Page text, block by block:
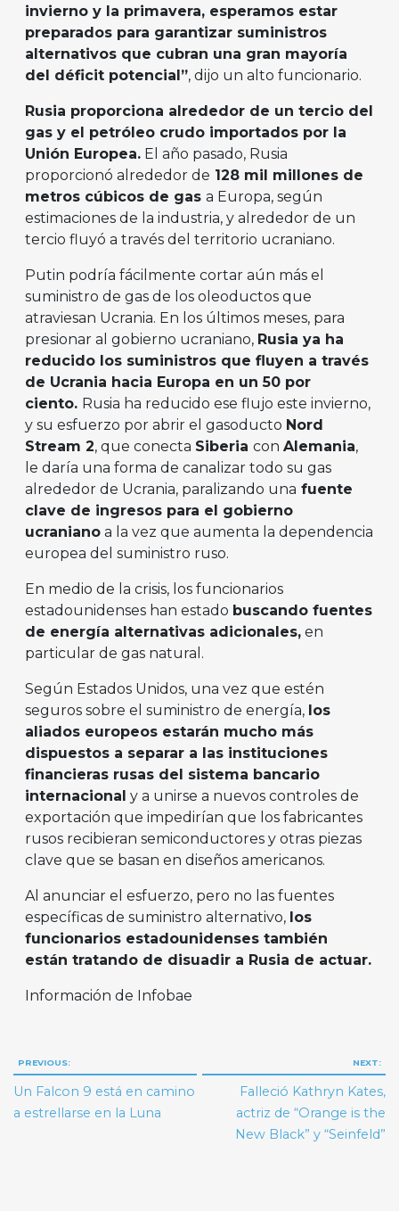
invierno y la primavera, esperamos estar
preparados para garantizar suministros
alternativos que cubran una gran mayoría
del déficit potencial”, dijo un alto funcionario.
Rusia proporciona alrededor de un tercio del
gas y el petróleo crudo importados por la
Unión Europea. El año pasado, Rusia
proporcionó alrededor de 128 mil millones de
metros cúbicos de gas a Europa, según
estimaciones de la industria, y alrededor de un
tercio fluyó a través del territorio ucraniano.
Putin podría fácilmente cortar aún más el
suministro de gas de los oleoductos que
atraviesan Ucrania. En los últimos meses, para
presionar al gobierno ucraniano, Rusia ya ha
reducido los suministros que fluyen a través
de Ucrania hacia Europa en un 50 por
ciento. Rusia ha reducido ese flujo este invierno,
y su esfuerzo por abrir el gasoducto Nord
Stream 2, que conecta Siberia con Alemania,
le daría una forma de canalizar todo su gas
alrededor de Ucrania, paralizando una fuente
clave de ingresos para el gobierno
ucraniano a la vez que aumenta la dependencia
europea del suministro ruso.
En medio de la crisis, los funcionarios
estadounidenses han estado buscando fuentes
de energía alternativas adicionales, en
particular de gas natural.
Según Estados Unidos, una vez que estén
seguros sobre el suministro de energía, los
aliados europeos estarán mucho más
dispuestos a separar a las instituciones
financieras rusas del sistema bancario
internacional y a unirse a nuevos controles de
exportación que impedirían que los fabricantes
rusos recibieran semiconductores y otras piezas
clave que se basan en diseños americanos.
Al anunciar el esfuerzo, pero no las fuentes
específicas de suministro alternativo, los
funcionarios estadounidenses también
están tratando de disuadir a Rusia de actuar.
Información de Infobae
Navegación
de
entradas
PREVIOUS:
Un Falcon 9 está en camino
a estrellarse en la Luna
NEXT:
Falleció Kathryn Kates,
actriz de “Orange is the
New Black” y “Seinfeld”